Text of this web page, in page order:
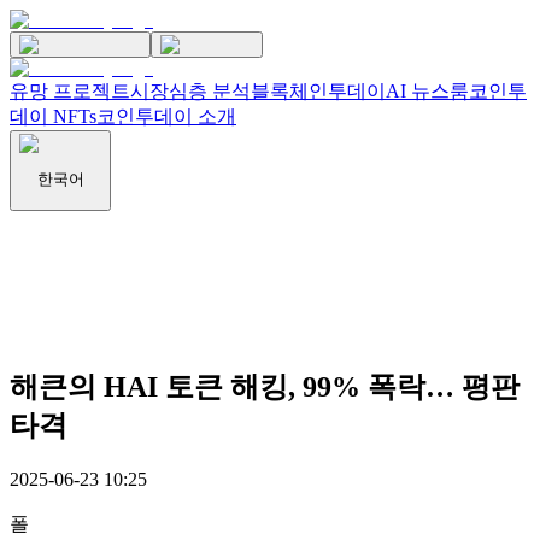
유망 프로젝트시장심층 분석블록체인투데이 AI 뉴스룸코인투
데이 NFTs코인투데이 소개
한국어
해큰의 HAI 토큰 해킹, 99% 폭락… 평판
타격
2025-06-23 10:25
폴